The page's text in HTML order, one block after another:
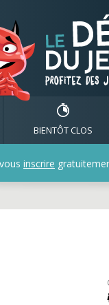
BIENTÔT CLOS
inscrire